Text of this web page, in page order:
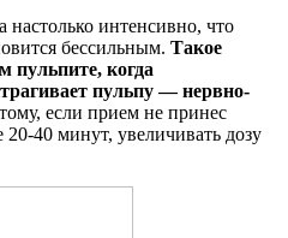
настолько интенсивно, что
бессильным. Такое
пульпите, когда
пульпу — нервно-
если прием не принес
40 минут, увеличивать дозу